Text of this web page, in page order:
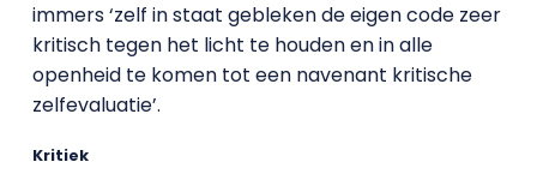
immers ‘zelf in staat gebleken de eigen code zeer
kritisch tegen het licht te houden en in alle
openheid te komen tot een navenant kritische
zelfevaluatie’.
Kritiek